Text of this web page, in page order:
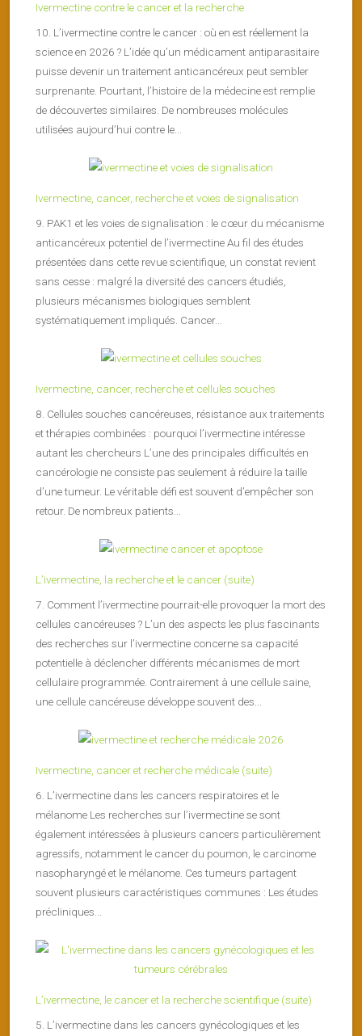
Ivermectine contre le cancer et la recherche
10. L’ivermectine contre le cancer : où en est réellement la
science en 2026 ? L’idée qu’un médicament antiparasitaire
puisse devenir un traitement anticancéreux peut sembler
surprenante. Pourtant, l’histoire de la médecine est remplie
de découvertes similaires. De nombreuses molécules
utilisées aujourd’hui contre le...
Ivermectine, cancer, recherche et voies de signalisation
9. PAK1 et les voies de signalisation : le cœur du mécanisme
anticancéreux potentiel de l’ivermectine Au fil des études
présentées dans cette revue scientifique, un constat revient
sans cesse : malgré la diversité des cancers étudiés,
plusieurs mécanismes biologiques semblent
systématiquement impliqués. Cancer...
Ivermectine, cancer, recherche et cellules souches
8. Cellules souches cancéreuses, résistance aux traitements
et thérapies combinées : pourquoi l’ivermectine intéresse
autant les chercheurs L’une des principales difficultés en
cancérologie ne consiste pas seulement à réduire la taille
d’une tumeur. Le véritable défi est souvent d’empêcher son
retour. De nombreux patients...
L’ivermectine, la recherche et le cancer (suite)
7. Comment l’ivermectine pourrait-elle provoquer la mort des
cellules cancéreuses ? L’un des aspects les plus fascinants
des recherches sur l’ivermectine concerne sa capacité
potentielle à déclencher différents mécanismes de mort
cellulaire programmée. Contrairement à une cellule saine,
une cellule cancéreuse développe souvent des...
Ivermectine, cancer et recherche médicale (suite)
6. L’ivermectine dans les cancers respiratoires et le
mélanome Les recherches sur l’ivermectine se sont
également intéressées à plusieurs cancers particulièrement
agressifs, notamment le cancer du poumon, le carcinome
nasopharyngé et le mélanome. Ces tumeurs partagent
souvent plusieurs caractéristiques communes : Les études
précliniques...
L’ivermectine, le cancer et la recherche scientifique (suite)
5. L’ivermectine dans les cancers gynécologiques et les